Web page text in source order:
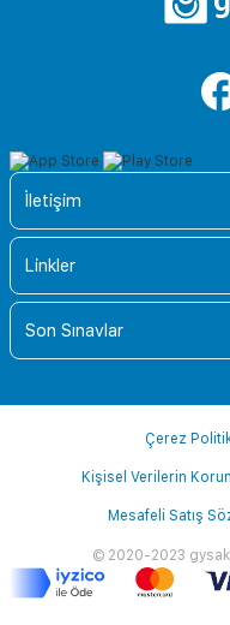
İletişim
Linkler
Son Sınavlar
© 2020-2023
Çerez
Kişisel Verilerin
Mesafeli Satış